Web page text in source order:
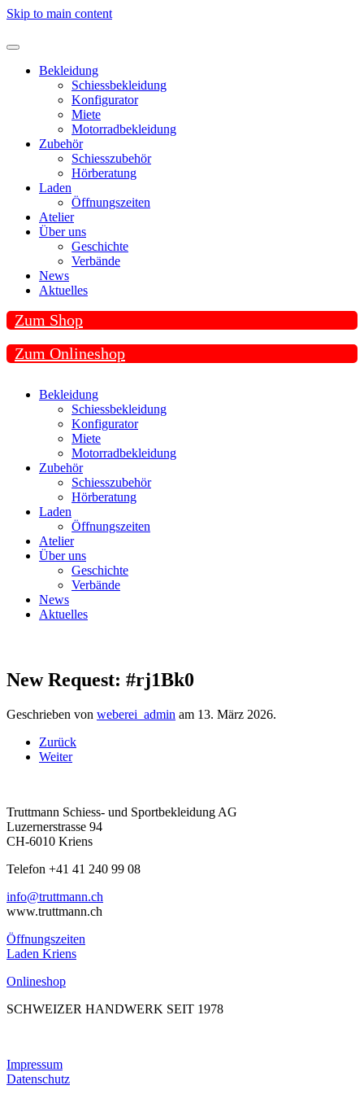
Skip to main content
Bekleidung
Schiessbekleidung
Konfigurator
Miete
Motorradbekleidung
Zubehör
Schiesszubehör
Hörberatung
Laden
Öffnungszeiten
Atelier
Über uns
Geschichte
Verbände
News
Aktuelles
Zum Shop
Zum Onlineshop
Bekleidung
Schiessbekleidung
Konfigurator
Miete
Motorradbekleidung
Zubehör
Schiesszubehör
Hörberatung
Laden
Öffnungszeiten
Atelier
Über uns
Geschichte
Verbände
News
Aktuelles
New Request: #rj1Bk0
Geschrieben von weberei_admin am 13. März 2026.
Zurück
Weiter
Truttmann Schiess- und Sportbekleidung AG
Luzernerstrasse 94
CH-6010 Kriens
Telefon +41 41 240 99 08
hc.nnamtturt@ofni
www.truttmann.ch
Öffnungszeiten
Laden Kriens
Onlineshop
SCHWEIZER HANDWERK SEIT 1978
Impressum
Datenschutz